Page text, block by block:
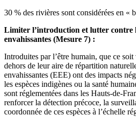
30 % des rivières sont considérées en «
Limiter l’introduction et lutter contre
envahissantes (Mesure 7) :
Introduites par l’être humain, que ce
dehors de leur aire de répartition
envahissantes (EEE) ont des impacts
les espèces indigènes ou la santé
sont réglementées dans les Hauts-de-
renforcer la détection précoce, la
coordonnée de ces espèces à l’échelle